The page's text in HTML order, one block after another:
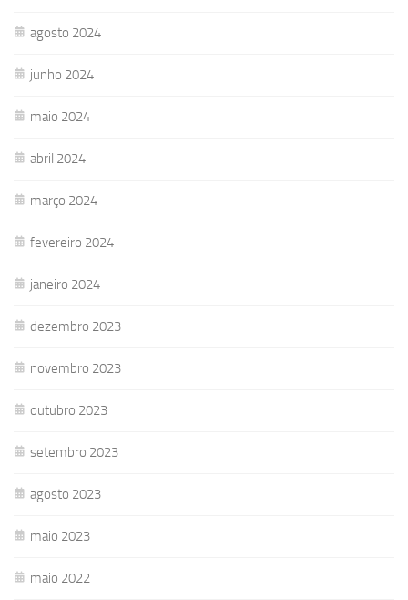
agosto 2024
junho 2024
maio 2024
abril 2024
março 2024
fevereiro 2024
janeiro 2024
dezembro 2023
novembro 2023
outubro 2023
setembro 2023
agosto 2023
maio 2023
maio 2022